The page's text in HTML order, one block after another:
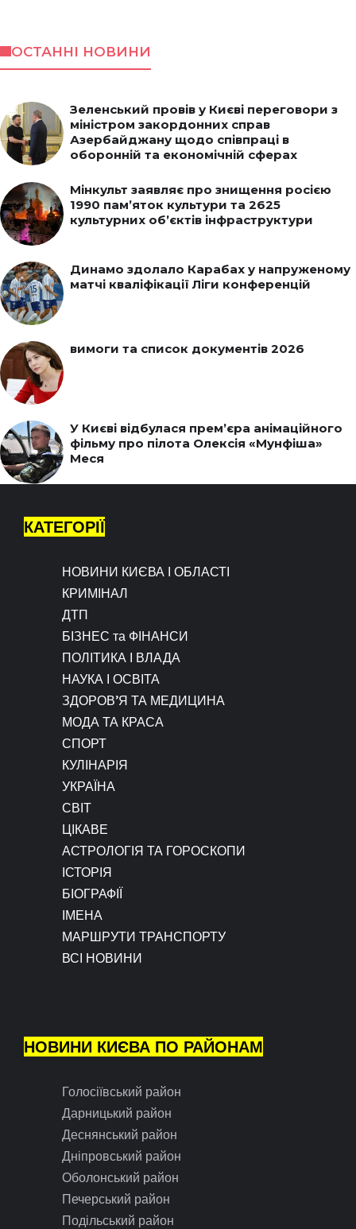
ОСТАННІ НОВИНИ
Зеленський провів у Києві переговори з
міністром закордонних справ
Азербайджану щодо співпраці в
оборонній та економічній сферах
Мінкульт заявляє про знищення росією
1990 пам’яток культури та 2625
культурних об’єктів інфраструктури
Динамо здолало Карабах у напруженому
матчі кваліфікації Ліги конференцій
вимоги та список документів 2026
У Києві відбулася прем’єра анімаційного
фільму про пілота Олексія «Мунфіша»
Меся
КАТЕГОРІЇ
НОВИНИ КИЄВА І ОБЛАСТІ
КРИМІНАЛ
ДТП
БІЗНЕС та ФІНАНСИ
ПОЛІТИКА І ВЛАДА
НАУКА І ОСВІТА
ЗДОРОВ’Я ТА МЕДИЦИНА
МОДА ТА КРАСА
СПОРТ
КУЛІНАРІЯ
УКРАЇНА
СВІТ
ЦІКАВЕ
АСТРОЛОГІЯ ТА ГОРОСКОПИ
ІСТОРІЯ
БІОГРАФІЇ
ІМЕНА
МАРШРУТИ ТРАНСПОРТУ
ВСІ НОВИНИ
НОВИНИ КИЄВА ПО РАЙОНАМ
Голосіївський район
Дарницький район
Деснянський район
Дніпровський район
Оболонський район
Печерський район
Подільський район